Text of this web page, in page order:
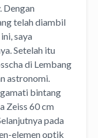
Dengan
telah diambil
saya
Setelah itu
di Lembang
astronomi.
bintang
Zeiss 60 cm
pada
elemen optik